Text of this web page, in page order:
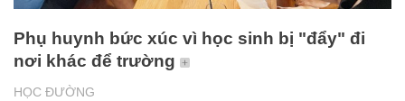
HỌC ĐƯỜNG
Phụ huynh bức xúc vì học sinh bị "đẩy" đi
nơi khác để trường